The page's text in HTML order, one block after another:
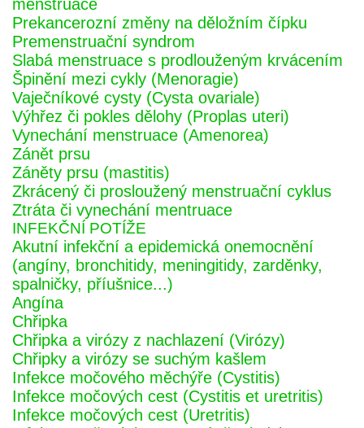
menstruace
Prekancerozní změny na děložním čípku
Premenstruační syndrom
Slabá menstruace s prodlouženým krvácením
Špinění mezi cykly (Menoragie)
Vaječníkové cysty (Cysta ovariale)
Výhřez či pokles dělohy (Proplas uteri)
Vynechání menstruace (Amenorea)
Zánět prsu
Záněty prsu (mastitis)
Zkrácený či prosloužený menstruační cyklus
Ztráta či vynechání mentruace
INFEKČNÍ POTÍŽE
Akutní infekční a epidemická onemocnění
(angíny, bronchitidy, meningitidy, zarděnky,
spalničky, příušnice...)
Angína
Chřipka
Chřipka a virózy z nachlazení (Virózy)
Chřipky a virózy se suchým kašlem
Infekce močového měchýře (Cystitis)
Infekce močových cest (Cystitis et uretritis)
Infekce močových cest (Uretritis)